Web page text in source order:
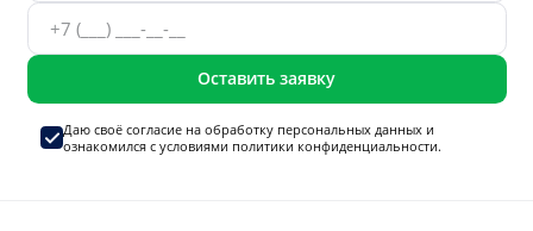
Оставить заявку
Даю своё согласие на обработку персональных данныхи
ознакомился с условиями политики конфиденциальности.